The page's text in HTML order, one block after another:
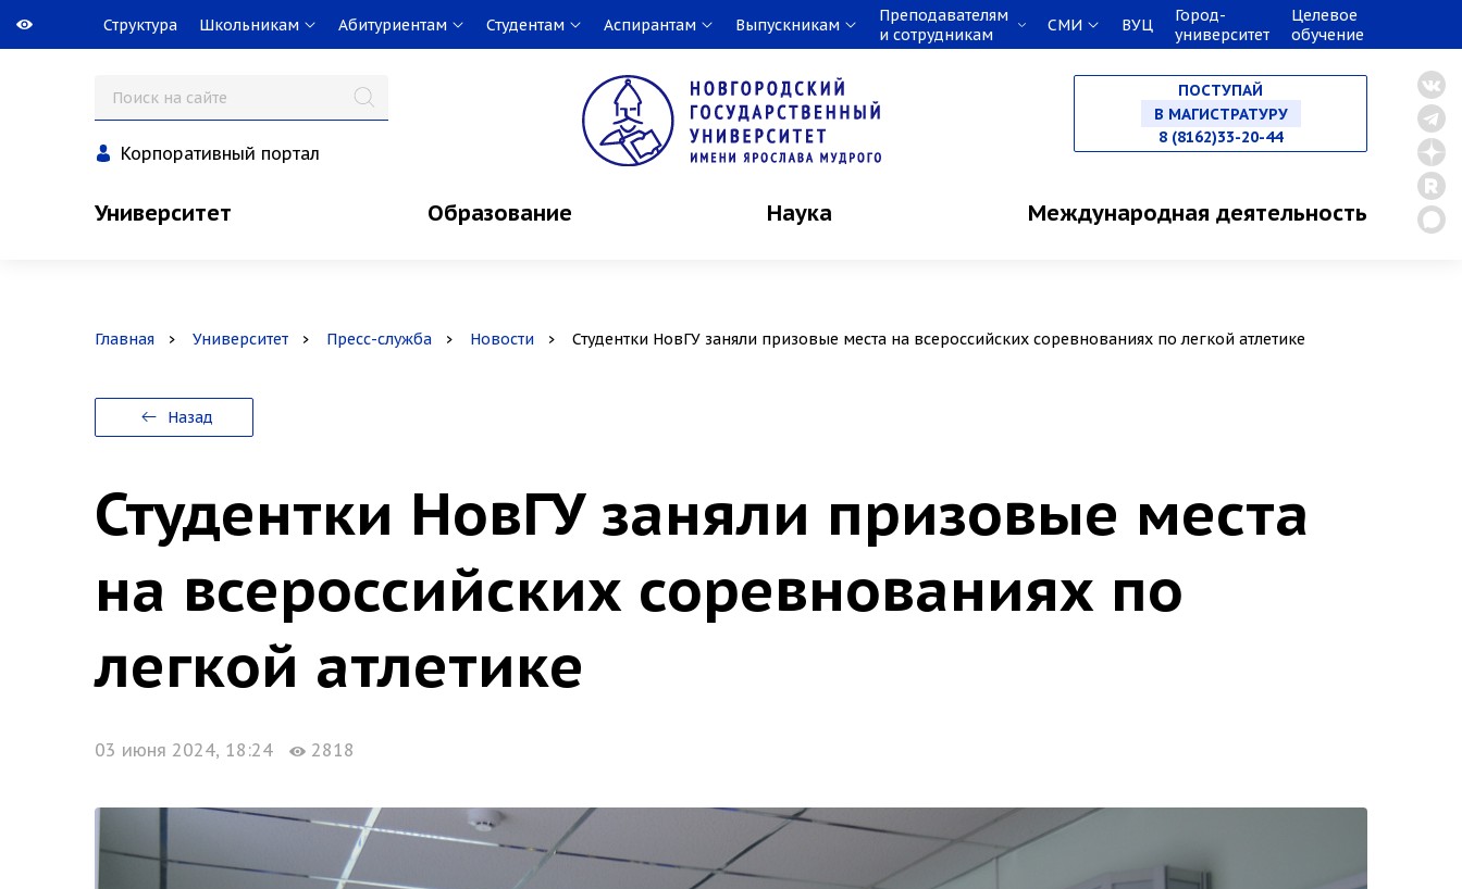
Структура Школьникам Абитуриентам Студентам Аспирантам Выпускникам
Преподавателям
и сотрудникам
СМИ ВУЦ
Город-
университет
Целевое
обучение
Корпоративный портал
ПОСТУПАЙ
НА СПЕЦИАЛИТЕТ
В МАГИСТРАТУРУ
8 (8162)33-20-44
Университет Образование Наука Международная деятельность
Главная Университет Пресс-служба Новости Студентки НовГУ заняли призовые места на всероссийских соревнованиях по легкой атлетике
Назад
Студентки НовГУ заняли призовые места
на всероссийских соревнованиях по
легкой атлетике
03 июня 2024, 18:24 2818